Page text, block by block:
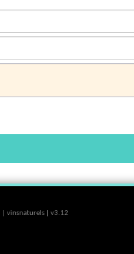
| vinsnaturels | v3.12